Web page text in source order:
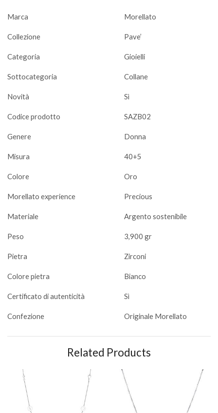
Marca Morellato
Collezione Pave’
Categoria Gioielli
Sottocategoria Collane
Novità Sì
Codice prodotto SAZB02
Genere Donna
Misura 40+5
Colore Oro
Morellato experience Precious
Materiale Argento sostenibile
Peso 3,900 gr
Pietra Zirconi
Colore pietra Bianco
Certificato di autenticità Sì
Confezione Originale Morellato
Related Products